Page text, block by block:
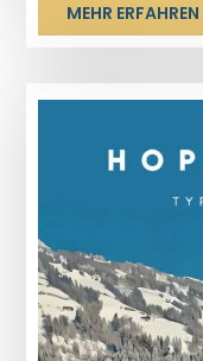
MEHR ERFAHREN